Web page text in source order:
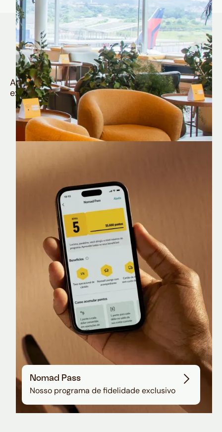
Quem é Nomad tem
muito mais
Aproveite todos os benefícios e vantagens
exclusivas da sua Conta Internacional
Nomad Lounge
Sala VIP no Aeroporto de Guarulhos
Nomad Pass
Nosso programa de fidelidade exclusivo